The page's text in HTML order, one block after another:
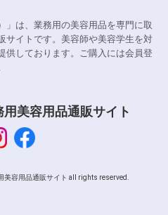
」は、業務用の美容用品を専門に取
サイトです。美容師や美容学生を対
供しております。ご購入には会員登
美容用品通販サイト
容用品通販サイト all rights reserved.